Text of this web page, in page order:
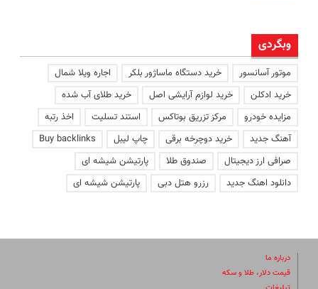
وبگردی
موتور آسانسور خرید دستگاه ماساژور بلکر
اجاره ویلا شمال
خرید ادکلن
خرید لوازم آرایشی اصل
خرید طلای آب شده
مزایده خودرو
مرکز تزریق بوتاکس استند تسلیت
اخذ رتبه
آهنگ جدید
خرید دوچرخه برقی چاپ لیبل
Buy backlinks
صرافی ارز دیجیتال
صندوق طلا
پارتیشن شیشه ای
دانلود اهنگ جدید
رزرو هتل دبی پارتیشن شیشه ای
درباره ما
قیمت دلار، طلا و سکه